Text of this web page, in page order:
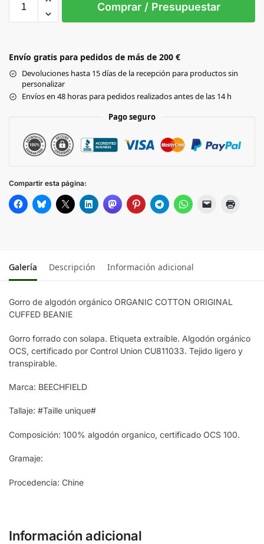
BOTTLE GREEN
GRAPHITE GREY
BRIGHT ROYAL
CLASSIC RED
Comprar / Presupuestar
Envío gratis para pedidos de más de 200 €
Devoluciones hasta 15 días de la recepción para productos sin
personalizar
Envíos en 48 horas para pedidos realizados antes de las 14 h
Pago seguro
Compartir esta página:
Galería Descripción Información adicional
Gorro de algodón orgánico ORGANIC COTTON ORIGINAL
CUFFED BEANIE
Gorro forrado con solapa. Etiqueta extraíble. Algodón orgánico
OCS, certificado por Control Union CU811033. Tejido ligero y
transpirable.
Marca: BEECHFIELD
Tallaje: #Taille unique#
Composición: 100% algodón organico, certificado OCS 100.
Gramaje:
Procedencia: Chine
Información adicional